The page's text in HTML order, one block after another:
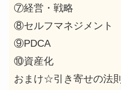
⑦経営・戦略
⑧セルフマネジメント
⑨PDCA
⑩資産化
おまけ☆引き寄せの法則